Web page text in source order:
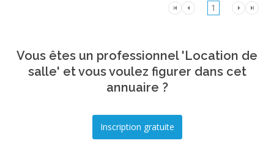
1
Vous êtes un professionnel 'Location de
salle' et vous voulez figurer dans cet
annuaire ?